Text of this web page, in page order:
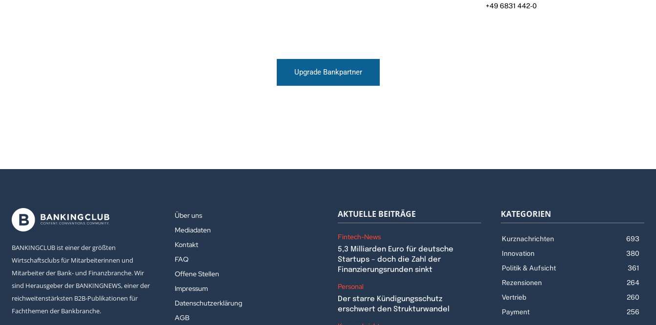
+49 6831 442-0
Upgrade Bankpartner
BANKINGCLUB ist einer der größten
Wirtschaftsclubs für Mitarbeiterinnen und
Mitarbeiter der Bank- und Finanzbranche. Wir
sind Herausgeber der BANKINGNEWS, einer der
reichweitenstärksten B2B-Publikationen für
Fachthemen der Bankbranche.
Über uns
Mediadaten
Kontakt
FAQ
Offene Stellen
Impressum
Datenschutzerklärung
AGB
AKTUELLE BEITRÄGE
Fintech-News
5,3 Milliarden Euro für deutsche
Startups – doch die Zahl der
Finanzierungsrunden sinkt
Personal
Der starre Kündigungsschutz
erschwert den Strukturwandel
KATEGORIEN
Kurznachrichten
693
Innovation
380
Politik & Aufsicht
361
Rezensionen
264
Vertrieb
260
Payment
256